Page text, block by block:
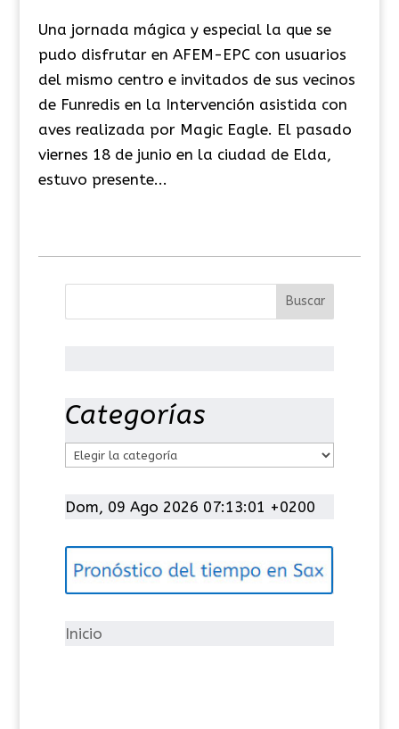
Una jornada mágica y especial la que se
pudo disfrutar en AFEM-EPC con usuarios
del mismo centro e invitados de sus vecinos
de Funredis en la Intervención asistida con
aves realizada por Magic Eagle. El pasado
viernes 18 de junio en la ciudad de Elda,
estuvo presente...
Categorías
t
g
í
Dom, 09 Ago 2026 07:13:02 +0200
Inicio